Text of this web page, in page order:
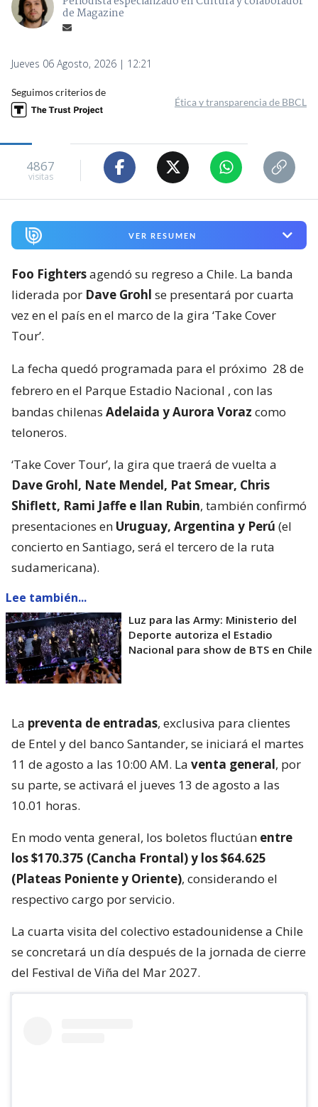
de Magazine
Jueves 06 Agosto, 2026 | 12:21
Seguimos criterios de
Ética y transparencia de BBCL
4867
visitas
VER RESUMEN
Foo Fightersagendó su regreso a Chile. La banda
liderada por Dave Grohl se presentará por cuarta
vez en el país en el marco de la gira ‘Take Cover
Tour’.
La fecha quedó programada para el próximo 28 de
febrero en el Parque Estadio Nacional , con las
bandas chilenas Adelaida y Aurora Voraz como
teloneros.
‘Take Cover Tour’, la gira que traerá de vuelta a
Dave Grohl, Nate Mendel, Pat Smear, Chris
Shiflett, Rami Jaffe e Ilan Rubin, también confirmó
presentaciones en Uruguay, Argentina y Perú (el
concierto en Santiago, será el tercero de la ruta
sudamericana).
Lee también...
Luz para las Army: Ministerio del
Deporte autoriza el Estadio
Nacional para show de BTS en Chile
La preventa de entradas, exclusiva para clientes
de Entel y del banco Santander, se iniciará el martes
11 de agosto a las 10:00 AM. La venta general, por
su parte, se activará el jueves 13 de agosto a las
10.01 horas.
En modo venta general, los boletos fluctúan entre
los $170.375 (Cancha Frontal) y los $64.625
(Plateas Poniente y Oriente), considerando el
respectivo cargo por servicio.
La cuarta visita del colectivo estadounidense a Chile
se concretará un día después de la jornada de cierre
del Festival de Viña del Mar 2027.